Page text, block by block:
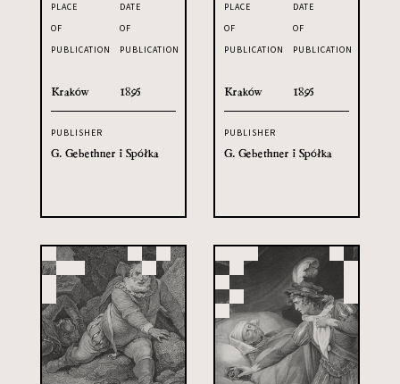
PLACE
OF
PUBLICATION
Kraków
DATE
OF
PUBLICATION
1895
PUBLISHER
G. Gebethner i Spółka
PLACE
OF
PUBLICATION
Kraków
DATE
OF
PUBLICATION
1895
PUBLISHER
G. Gebethner i Spółka